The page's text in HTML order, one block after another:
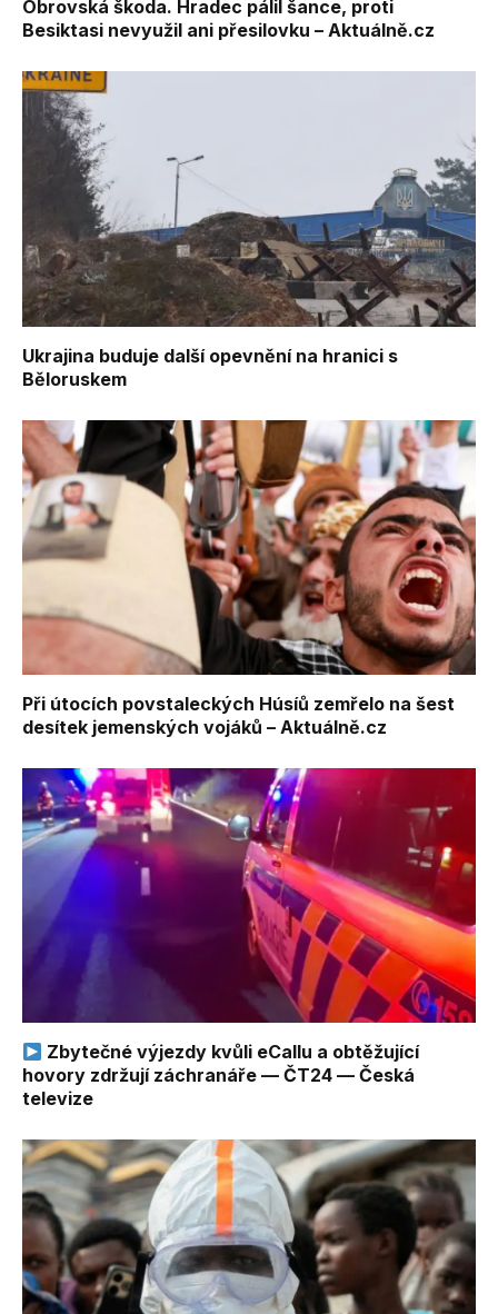
Obrovská škoda. Hradec pálil šance, proti
Besiktasi nevyužil ani přesilovku – Aktuálně.cz
Ukrajina buduje další opevnění na hranici s
Běloruskem
Při útocích povstaleckých Húsíů zemřelo na šest
desítek jemenských vojáků – Aktuálně.cz
Zbytečné výjezdy kvůli eCallu a obtěžující
hovory zdržují záchranáře — ČT24 — Česká
televize